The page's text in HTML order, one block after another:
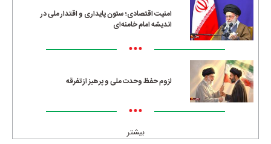
امنیت اقتصادی؛ ستون پایداری و اقتدار ملی در
اندیشه امام خامنه‌ای
•••
لزوم حفظ وحدت ملی و پرهیز از تفرقه
•••
بیشتر